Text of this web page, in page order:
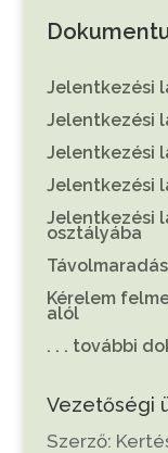
Jelentkezési
Jelentkezési
Jelentkezési
Jelentkezési
Jelentkezési
osztályába
Kérelem
alól
. . . további
Vezetőségi
Szerző: